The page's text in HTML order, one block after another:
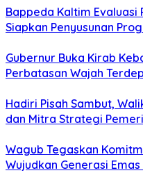
Bappeda Kaltim Evaluasi
Siapkan Penyusunan
Gubernur Buka Kirab
Perbatasan Wajah
Hadiri Pisah Sambut,
dan Mitra Strategi
Wagub Tegaskan
Wujudkan Generasi